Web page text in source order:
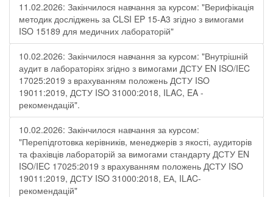
11.02.2026: Закінчилося навчання за курсом: "Верифікація
методик досліджень за CLSI EP 15-A3 згідно з вимогами
ISO 15189 для медичних лабораторій"
10.02.2026: Закінчилося навчання за курсом: "Внутрішній
аудит в лабораторіях згідно з вимогами ДСТУ EN ISO/IEC
17025:2019 з врахуванням положень ДСТУ ISO
19011:2019, ДСТУ ISO 31000:2018, ILAC, EA -
рекомендацій".
10.02.2026: Закінчилося навчання за курсом:
"Перепідготовка керівників, менеджерів з якості, аудиторів
та фахівців лабораторій за вимогами стандарту ДСТУ EN
ISO/IEC 17025:2019 з врахуванням положень ДСТУ ISO
19011:2019, ДСТУ ISO 31000:2018, ЕА, ILAC-
рекомендацій"